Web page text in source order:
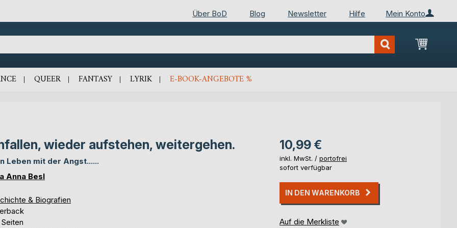
Mein Konto
Über BoD Blog Newsletter Hilfe
Mein
QUEER FANTASY LYRIK E-BOOK-ANGEBOTE %
wieder aufstehen, weitergehen.
Leben mit der Angst......
Anna Besl
& Biografien
10,99 €
inkl. MwSt. / portofrei
sofort verfügbar
IN DEN WARENKORB
Auf die Merkliste